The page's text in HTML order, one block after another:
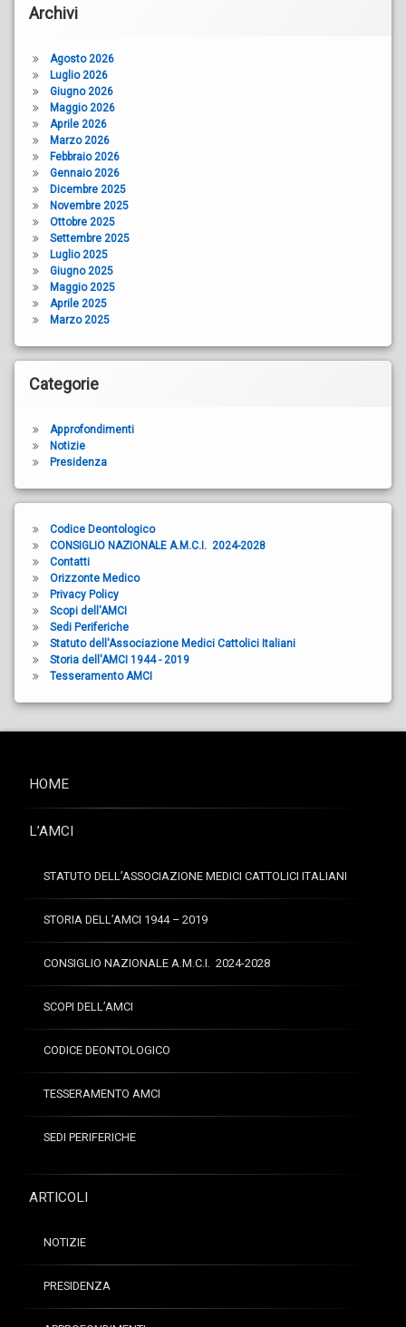
Archivi
Agosto 2026
Luglio 2026
Giugno 2026
Maggio 2026
Aprile 2026
Marzo 2026
Febbraio 2026
Gennaio 2026
Dicembre 2025
Novembre 2025
Ottobre 2025
Settembre 2025
Luglio 2025
Giugno 2025
Maggio 2025
Aprile 2025
Marzo 2025
Categorie
Approfondimenti
Notizie
Presidenza
Codice Deontologico
CONSIGLIO NAZIONALE A.M.C.I. 2024-2028
Contatti
Orizzonte Medico
Privacy Policy
Scopi dell'AMCI
Sedi Periferiche
Statuto dell'Associazione Medici Cattolici Italiani
Storia dell'AMCI 1944 - 2019
Tesseramento AMCI
HOME
L’AMCI
STATUTO DELL’ASSOCIAZIONE MEDICI CATTOLICI ITALIANI
STORIA DELL’AMCI 1944 – 2019
CONSIGLIO NAZIONALE A.M.C.I. 2024-2028
SCOPI DELL’AMCI
CODICE DEONTOLOGICO
TESSERAMENTO AMCI
SEDI PERIFERICHE
ARTICOLI
NOTIZIE
PRESIDENZA